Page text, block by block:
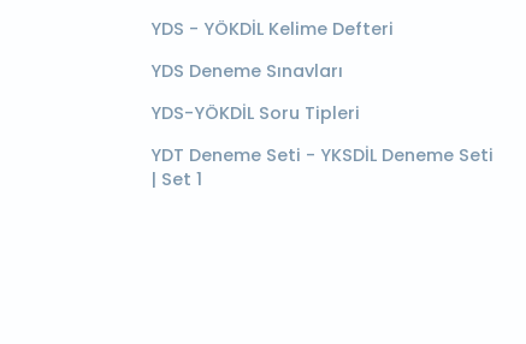
YDS - YÖKDİL Kelime Defteri
YDS Deneme Sınavları
YDS-YÖKDİL Soru Tipleri
YDT Deneme Seti - YKSDİL Deneme Seti
| Set 1